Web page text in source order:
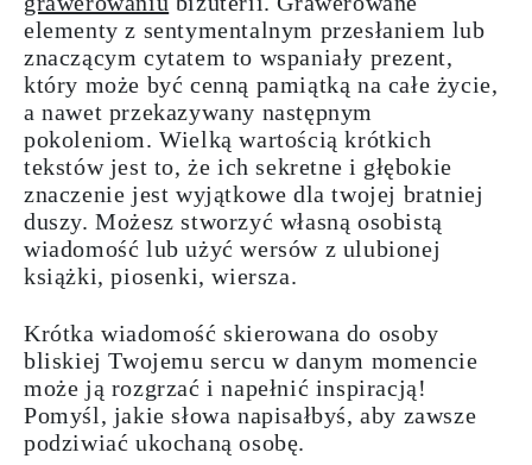
elementy z sentymentalnym przesłaniem lub
znaczącym cytatem to wspaniały prezent,
który może być cenną pamiątką na całe życie,
a nawet przekazywany następnym
pokoleniom. Wielką wartością krótkich
tekstów jest to, że ich sekretne i głębokie
znaczenie jest wyjątkowe dla twojej bratniej
duszy. Możesz stworzyć własną osobistą
wiadomość lub użyć wersów z ulubionej
książki, piosenki, wiersza.
Krótka wiadomość skierowana do osoby
bliskiej Twojemu sercu w danym momencie
może ją rozgrzać i napełnić inspiracją!
Pomyśl, jakie słowa napisałbyś, aby zawsze
podziwiać ukochaną osobę.